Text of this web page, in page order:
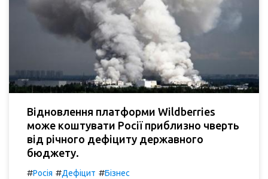
Відновлення платформи Wildberries
може коштувати Росії приблизно чверть
від річного дефіциту державного
бюджету.
#Росія #Дефіцит #Бізнес